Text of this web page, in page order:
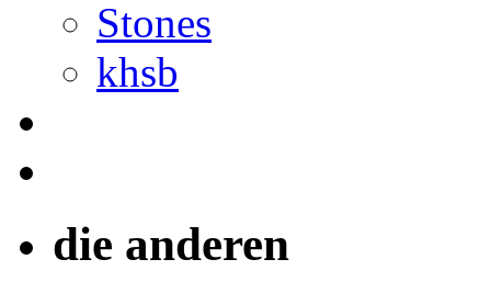
Stones
khsb
die anderen